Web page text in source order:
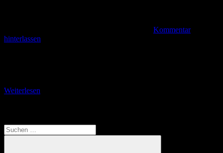
Kommentar
hinterlassen
Weiterlesen
Suchen
nach: